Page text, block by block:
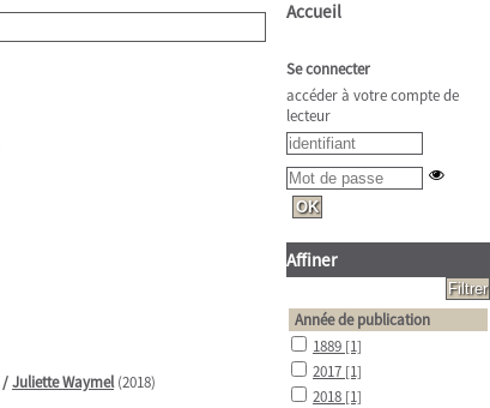
/Juliette Waymel(2018)
Accueil
Se connecter
accéder à votre compte de
lecteur
Affiner
Année de publication
1889 [1]
2017 [1]
2018 [1]